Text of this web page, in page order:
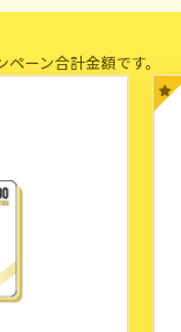
ーン合計金額です。